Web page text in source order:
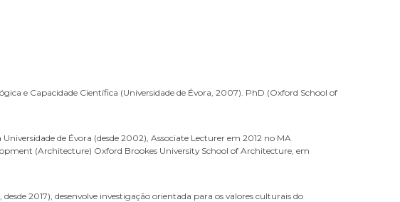
e Capacidade Científica (Universidade de Évora, 2007). PhD (Oxford School of
de Évora (desde 2002), Associate Lecturer em 2012 no MA
(Architecture) Oxford Brookes University School of Architecture, em
2017), desenvolve investigação orientada para os valores culturais do